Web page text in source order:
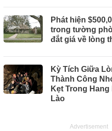
Phát hiện
trong tường
đắt giá về lòng
Kỳ Tích Giữa
Thành Công
Kẹt Trong
Lào
Advertisement